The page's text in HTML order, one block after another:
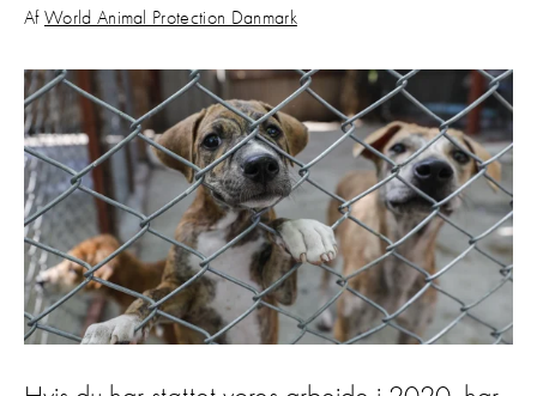
Af World Animal Protection Danmark